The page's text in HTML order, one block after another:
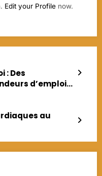
Edit your Profile now.
: Des
d’emploi
au